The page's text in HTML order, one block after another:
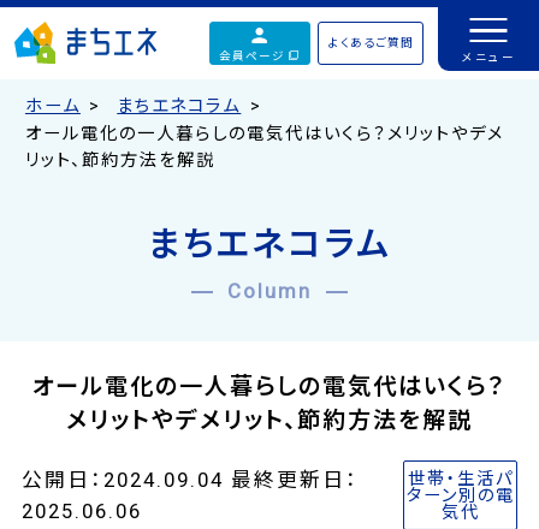
会員ページ
よくあるご質問
ホーム
まちエネコラム
オール電化の一人暮らしの電気代はいくら？メリットやデメ
リット、節約方法を解説
まちエネコラム
Column
オール電化の一人暮らしの電気代はいくら？
メリットやデメリット、節約方法を解説
公開日：2024.09.04 最終更新日：
2025.06.06
世帯・生活パ
ターン別の電
気代